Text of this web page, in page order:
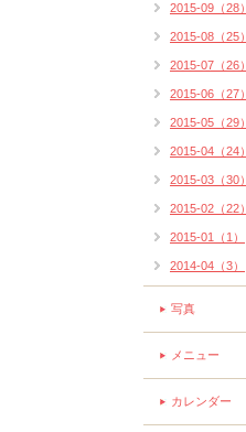
2015-09（28）
2015-08（25）
2015-07（26）
2015-06（27）
2015-05（29）
2015-04（24）
2015-03（30）
2015-02（22）
2015-01（1）
2014-04（3）
写真
メニュー
カレンダー